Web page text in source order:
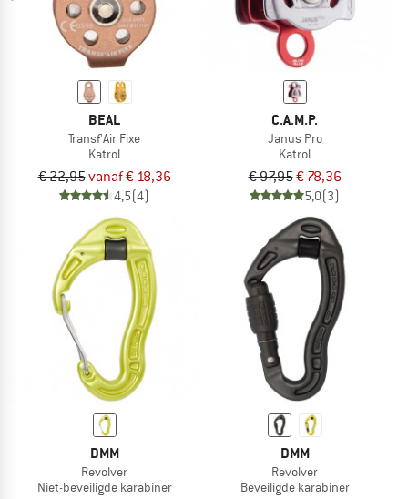
BEAL
Transf'Air Fixe
Katrol
€ 22,95vanaf € 18,36
4,5(4)
C.A.M.P.
Janus Pro
Katrol
€ 97,95€ 78,36
5,0(3)
DMM
Revolver
Niet-beveiligde karabiner
DMM
Revolver
Beveiligde karabiner